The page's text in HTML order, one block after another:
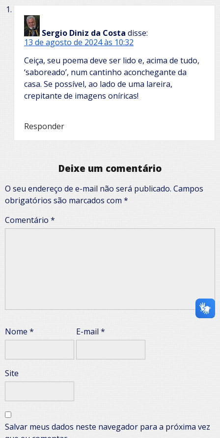
Sergio Diniz da Costa disse:
13 de agosto de 2024 às 10:32
Ceiça, seu poema deve ser lido e, acima de tudo,
‘saboreado’, num cantinho aconchegante da
casa. Se possível, ao lado de uma lareira,
crepitante de imagens oníricas!
Responder
Deixe um comentário
O seu endereço de e-mail não será publicado. Campos
obrigatórios são marcados com *
Comentário *
Nome * E-mail*
Site
Salvar meus dados neste navegador para a próxima vez